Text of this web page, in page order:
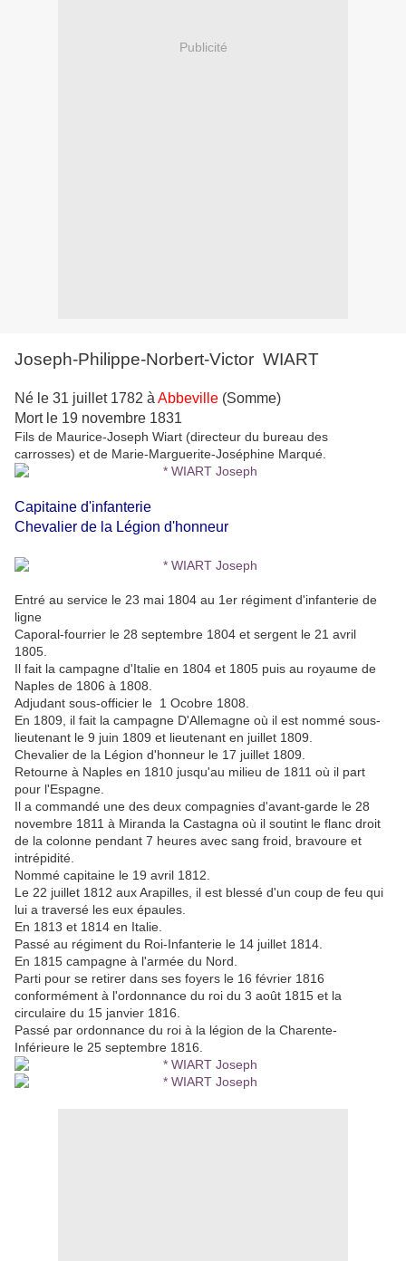
Publicité
Joseph-Philippe-Norbert-Victor WIART
Né le 31 juillet 1782 à Abbeville (Somme)
Mort le 19 novembre 1831
Fils de Maurice-Joseph Wiart (directeur du bureau des
carrosses) et de Marie-Marguerite-Joséphine Marqué.
Capitaine d'infanterie
Chevalier de la Légion d'honneur
Entré au service le 23 mai 1804 au 1er régiment d'infanterie de
ligne
Caporal-fourrier le 28 septembre 1804 et sergent le 21 avril
1805.
Il fait la campagne d'Italie en 1804 et 1805 puis au royaume de
Naples de 1806 à 1808.
Adjudant sous-officier le 1 Ocobre 1808.
En 1809, il fait la campagne D'Allemagne où il est nommé sous-
lieutenant le 9 juin 1809 et lieutenant en juillet 1809.
Chevalier de la Légion d'honneur le 17 juillet 1809.
Retourne à Naples en 1810 jusqu'au milieu de 1811 où il part
pour l'Espagne.
Il a commandé une des deux compagnies d'avant-garde le 28
novembre 1811 à Miranda la Castagna où il soutint le flanc droit
de la colonne pendant 7 heures avec sang froid, bravoure et
intrépidité.
Nommé capitaine le 19 avril 1812.
Le 22 juillet 1812 aux Arapilles, il est blessé d'un coup de feu qui
lui a traversé les eux épaules.
En 1813 et 1814 en Italie.
Passé au régiment du Roi-Infanterie le 14 juillet 1814.
En 1815 campagne à l'armée du Nord.
Parti pour se retirer dans ses foyers le 16 février 1816
conformément à l'ordonnance du roi du 3 août 1815 et la
circulaire du 15 janvier 1816.
Passé par ordonnance du roi à la légion de la Charente-
Inférieure le 25 septembre 1816.